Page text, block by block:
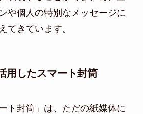
や個人の特別なメッセージに
てきています。
用したスマート封筒
ト封筒」は、ただの紙媒体に